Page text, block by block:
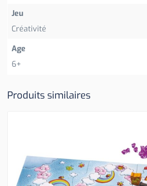
Jeu
Créativité
Age
6+
Produits similaires